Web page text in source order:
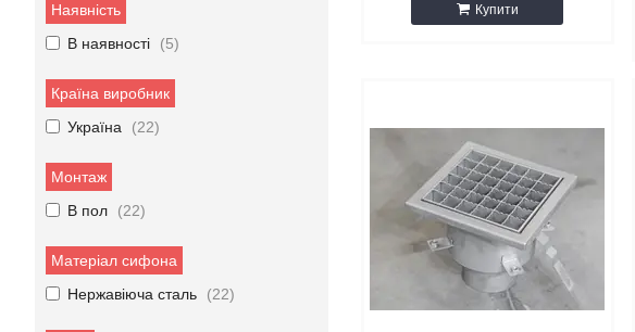
Купити
Наявність
В наявності
5
Країна виробник
Україна
22
Монтаж
В пол
22
Матеріал сифона
Нержавіюча сталь
22